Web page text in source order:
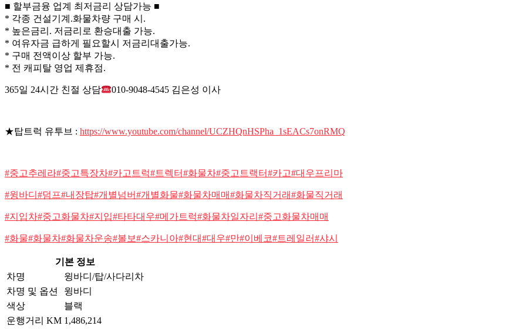
■ 할부금융 업계 최저금리 상담가능 ■
* 각종 건설기계.화물차량 구매 시.
* 높은금리. 저금리로 환승대출 가능.
* 여유자금 급하게 필요할시 저금리대출가능.
* 구매 전액이상 할부 가능.
* 전 캐피탈 영업 제휴점.
365일 24시간 친절 상담 010-9048-4545 김은성 이사
★탑트럭 유투브 : https://www.youtube.com/channel/UCZHQnHSPha_1sEACs7onRMQ
#중고추레라#중고특장차#카고트럭#트렉터#화물차#중고트랙터#카고#대우프리마
#윙바디#덤프#내장탑#개별넘버#개별화물#화물차매매#화물차직거래#화물직거래
#지입차#중고화물차#지입#타타대우#메가트럭#화물차일자리#중고화물차매매
#화물#화물차#화물차운송#볼보#스카니아#현대#대우#만#이베코#트레일러#샤시
기본 정보
차명
윙바디/탑/사다리차
차명 및 옵션
윙바디
색상
블랙
운행거리 KM 1,486,214